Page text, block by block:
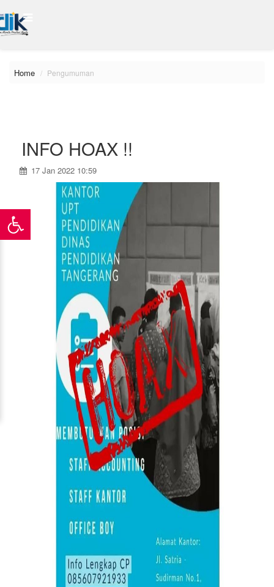
Home Pengumuman
INFO HOAX !!
17 Jan 2022 10:59